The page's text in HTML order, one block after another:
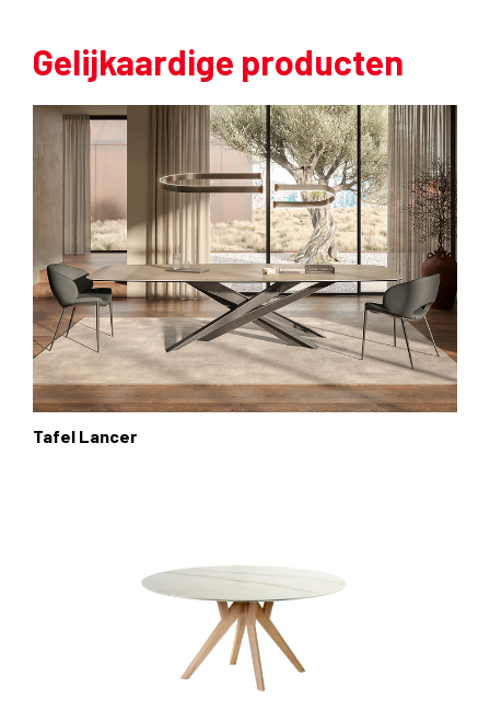
Gelijkaardige producten
Tafel Lancer